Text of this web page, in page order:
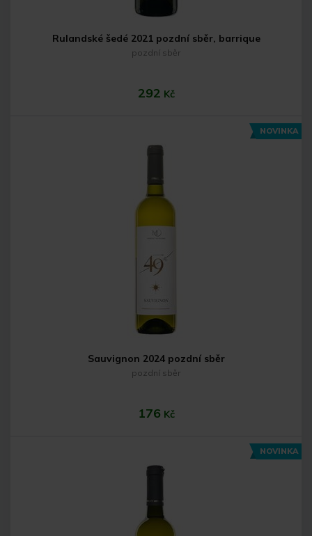
Rulandské šedé 2021 pozdní sběr, barrique
pozdní sběr
292 Kč
Sauvignon 2024 pozdní sběr
pozdní sběr
176 Kč
NOVINKA
NOVINKA